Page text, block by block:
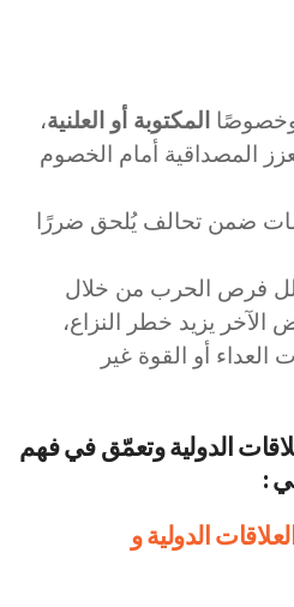
وخصوصًاالمكتوبة أو العلنية،
المصداقية أمام الخصوم
ضمن تحالف يُلحق ضررًا
فرص الحرب من خلال
الآخر يزيد خطر النزاع،
أو القوة غير
الدولية وتعمّق في فهم
:
الدولية و